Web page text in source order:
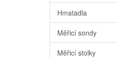
Hmatadla
Měřicí sondy
Měřicí stolky